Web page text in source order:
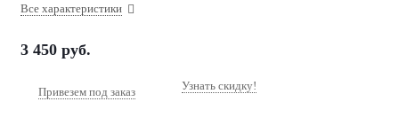
Все характеристики
3 450 руб.
Привезем под заказ Узнать скидку!